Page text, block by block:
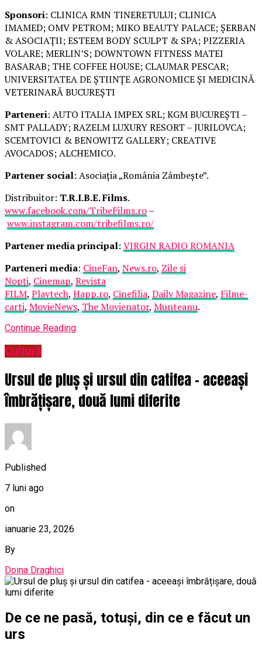
Sponsori: CLINICA RMN TINERETULUI; CLINICA
IMAMED; OMV PETROM; MIKO BEAUTY PALACE; ȘERBAN
& ASOCIAȚII; ESTEEM BODY SCULPT & SPA; PIZZERIA
VOLARE; MERLIN’S; DOWNTOWN FITNESS MATEI
BASARAB; THE COFFEE HOUSE; CLAUMAR PESCAR;
UNIVERSITATEA DE ȘTIINȚE AGRONOMICE ȘI MEDICINĂ
VETERINARĂ BUCUREȘTI
Parteneri: AUTO ITALIA IMPEX SRL; KGM BUCUREȘTI –
SMT PALLADY; RAZELM LUXURY RESORT – JURILOVCA;
SCEMTOVICI & BENOWITZ GALLERY; CREATIVE
AVOCADOS; ALCHEMICO.
Partener social: Asociația „România Zâmbește”.
Distribuitor: T.R.I.B.E. Films.
www.facebook.com/TribeFilms.ro–
www.instagram.com/tribefilms.ro/
Partener media principal: VIRGIN RADIO ROMANIA
Parteneri media: CineFan, News.ro, Zile și
Nopți, Cinemap, Revista
FILM, Playtech, Happ.ro, Cinefilia, Daily Magazine, Filme-
carti, MovieNews, The Movienator, Munteanu.
Continue Reading
Cultură
Ursul de pluș și ursul din catifea – aceeași
îmbrățișare, două lumi diferite
Published
7 luni ago
on
ianuarie 23, 2026
By
Doina Draghici
De ce ne pasă, totuși, din ce e făcut un
urs